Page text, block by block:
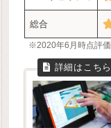
総合
※2020年6月時点評価